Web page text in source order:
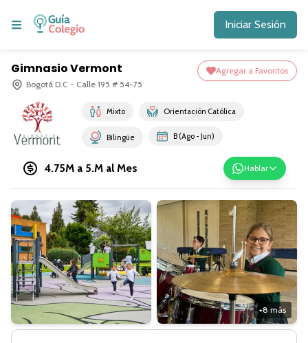
Iniciar Sesión
Gimnasio Vermont
Bogotá D.C - Calle 195 # 54-75
Agregar a Favoritos
Mixto Orientación Católica
Bilingüe B (Ago - Jun)
4.75M a 5.M al Mes Hablar
+8más